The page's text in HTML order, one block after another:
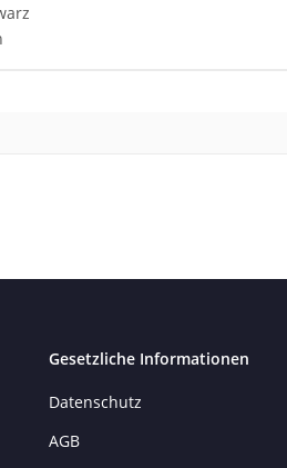
Gesetzliche Informationen
Datenschutz
AGB